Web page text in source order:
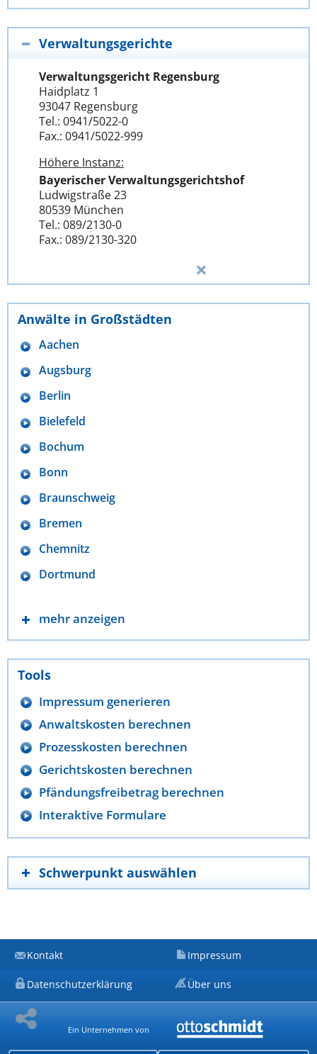
Verwaltungsgerichte
Verwaltungsgericht Regensburg
Haidplatz 1
93047 Regensburg
Tel.: 0941/5022-0
Fax.: 0941/5022-999
Höhere Instanz:
Bayerischer Verwaltungsgerichtshof
Ludwigstraße 23
80539 München
Tel.: 089/2130-0
Fax.: 089/2130-320
Anwälte in Großstädten
Aachen
Augsburg
Berlin
Bielefeld
Bochum
Bonn
Braunschweig
Bremen
Chemnitz
Dortmund
mehr anzeigen
Tools
Impressum generieren
Anwaltskosten berechnen
Prozesskosten berechnen
Gerichtskosten berechnen
Pfändungsfreibetrag berechnen
Interaktive Formulare
Schwerpunkt auswählen
Kontakt Impressum
Datenschutzerklärung Über uns
Ein Unternehmen von